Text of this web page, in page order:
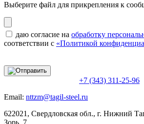
Выберите файл для прикрепления к
даю согласие на обработку
соответствии с «Политикой
+7 (343) 311-25-96
Email: nttzm@tagil-steel.ru
622021, Свердловская обл., г. Нижний